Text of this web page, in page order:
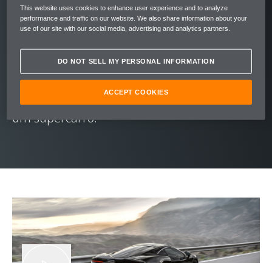
real, proporcionando a qualidade de
condução perfeita. Sendo o carro com a
melhor aceleração da categoria (0 a 100
km/h / 0 a 62 mph em 3,2 segundos), a
McLaren GT é um casulo de conforto para o
condutor, mas que reage com a proeza de
um supercarro.
This website uses cookies to enhance user experience and to analyze
performance and traffic on our website. We also share information about your
use of our site with our social media, advertising and analytics partners.
DO NOT SELL MY PERSONAL INFORMATION
ACCEPT COOKIES